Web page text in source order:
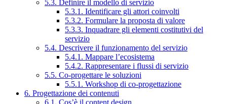
5.3. Definire il modello di servizio
5.3.1. Identificare gli attori coinvolti
5.3.2. Formulare la proposta di valore
5.3.3. Inquadrare gli elementi costitutivi del
servizio
5.4. Descrivere il funzionamento del servizio
5.4.1. Mappare l’ecosistema
5.4.2. Rappresentare i flussi di servizio
5.5. Co-progettare le soluzioni
5.5.1. Workshop di co-progettazione
6. Progettazione dei contenuti
6.1. Cos’è il content design